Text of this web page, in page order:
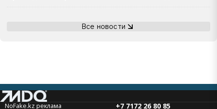
Все новости
+7 7172 26 80 85
NoFake.kz реклама